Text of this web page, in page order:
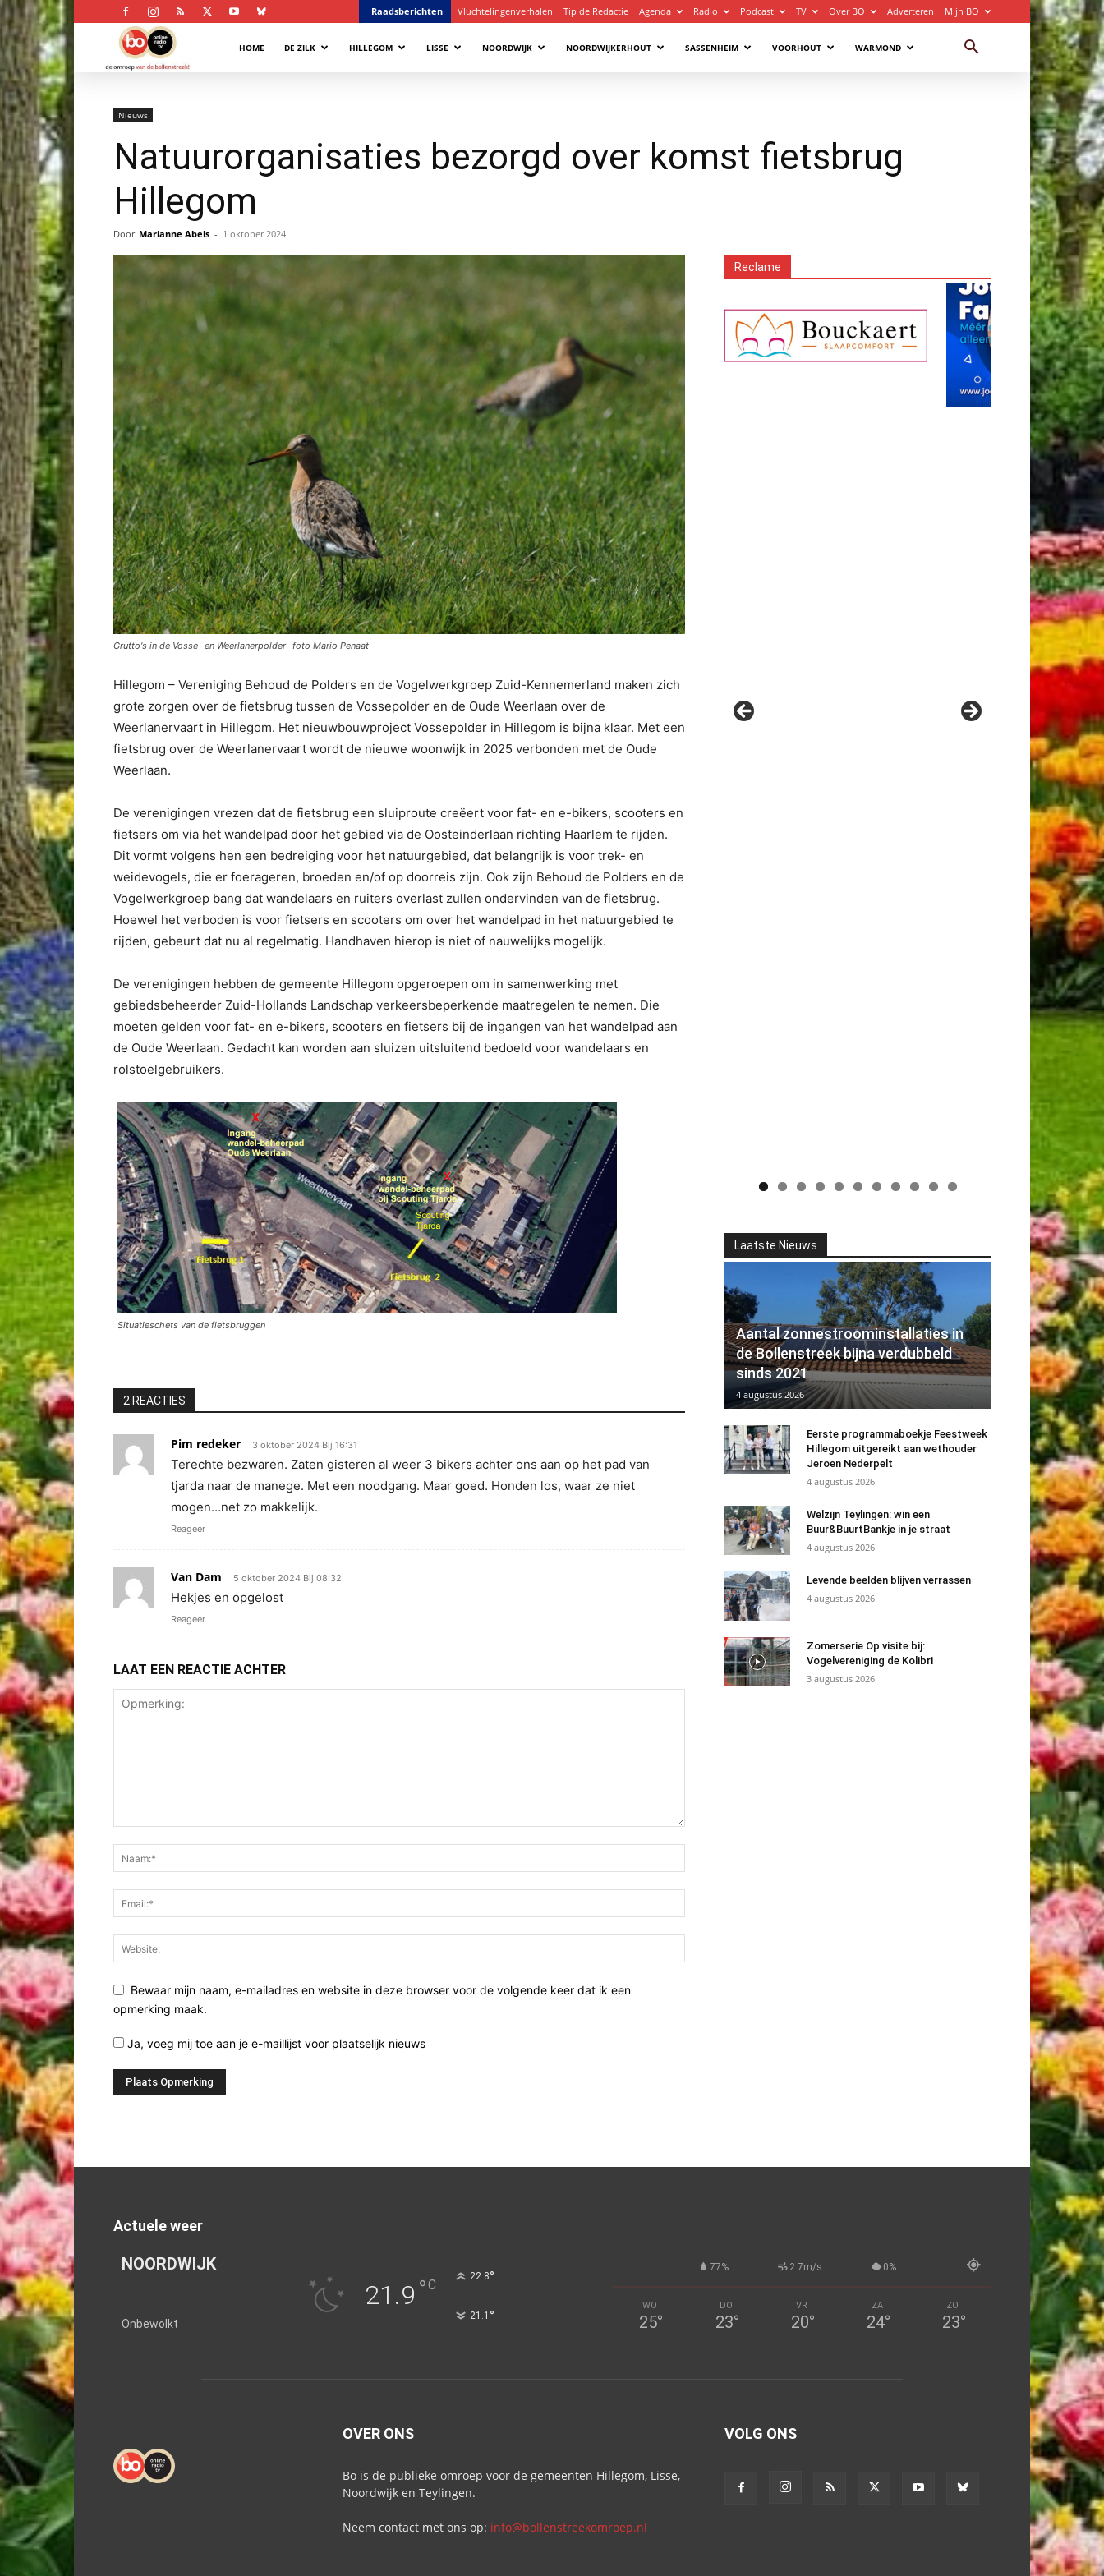
Raadsberichten Vluchtelingenverhalen Tip de Redactie Agenda Radio Podcast TV Over BO Adverteren Mijn BO
Bollenstreek
HOME DE ZILK HILLEGOM LISSE NOORDWIJK NOORDWIJKERHOUT SASSENHEIM VOORHOUT WARMOND
Nieuws
Natuurorganisaties bezorgd over komst fietsbrug
Hillegom
Door Marianne Abels - 1 oktober 2024
Grutto's in de Vosse- en Weerlanerpolder- foto Mario Penaat
Hillegom – Vereniging Behoud de Polders en de Vogelwerkgroep Zuid-Kennemerland maken zich
grote zorgen over de fietsbrug tussen de Vossepolder en de Oude Weerlaan over de
Weerlanervaart in Hillegom. Het nieuwbouwproject Vossepolder in Hillegom is bijna klaar. Met een
fietsbrug over de Weerlanervaart wordt de nieuwe woonwijk in 2025 verbonden met de Oude
Weerlaan.
De verenigingen vrezen dat de fietsbrug een sluiproute creëert voor fat- en e-bikers, scooters en
fietsers om via het wandelpad door het gebied via de Oosteinderlaan richting Haarlem te rijden.
Dit vormt volgens hen een bedreiging voor het natuurgebied, dat belangrijk is voor trek- en
weidevogels, die er foerageren, broeden en/of op doorreis zijn. Ook zijn Behoud de Polders en de
Vogelwerkgroep bang dat wandelaars en ruiters overlast zullen ondervinden van de fietsbrug.
Hoewel het verboden is voor fietsers en scooters om over het wandelpad in het natuurgebied te
rijden, gebeurt dat nu al regelmatig. Handhaven hierop is niet of nauwelijks mogelijk.
De verenigingen hebben de gemeente Hillegom opgeroepen om in samenwerking met
gebiedsbeheerder Zuid-Hollands Landschap verkeersbeperkende maatregelen te nemen. Die
moeten gelden voor fat- en e-bikers, scooters en fietsers bij de ingangen van het wandelpad aan
de Oude Weerlaan. Gedacht kan worden aan sluizen uitsluitend bedoeld voor wandelaars en
rolstoelgebruikers.
Situatieschets van de fietsbruggen
2 REACTIES
Pim redeker 3 oktober 2024 Bij 16:31
Terechte bezwaren. Zaten gisteren al weer 3 bikers achter ons aan op het pad van
tjarda naar de manege. Met een noodgang. Maar goed. Honden los, waar ze niet
mogen…net zo makkelijk.
Reageer
Van Dam 5 oktober 2024 Bij 08:32
Hekjes en opgelost
Reageer
LAAT EEN REACTIE ACHTER
Bewaar mijn naam, e-mailadres en website in deze browser voor de volgende keer dat ik een
opmerking maak.
Ja, voeg mij toe aan je e-maillijst voor plaatselijk nieuws
Reclame
Laatste Nieuws
Aantal zonnestroominstallaties in
de Bollenstreek bijna verdubbeld
sinds 2021
4 augustus 2026
Eerste programmaboekje Feestweek
Hillegom uitgereikt aan wethouder
Jeroen Nederpelt
4 augustus 2026
Welzijn Teylingen: win een
Buur&BuurtBankje in je straat
4 augustus 2026
Levende beelden blijven verrassen
4 augustus 2026
Zomerserie Op visite bij:
Vogelvereniging de Kolibri
3 augustus 2026
Actuele weer
NOORDWIJK
Onbewolkt
21.9 °C
22.8°
21.1 °
77% 2.7m/s 0%
WO
25°
DO
23°
VR
20°
ZA
24°
ZO
23°
OVER ONS
Bo is de publieke omroep voor de gemeenten Hillegom, Lisse,
Noordwijk en Teylingen.
Neem contact met ons op: info@bollenstreekomroep.nl
VOLG ONS